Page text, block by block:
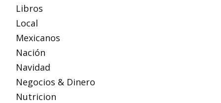
Libros
Local
Mexicanos
Nación
Navidad
Negocios & Dinero
Nutricion